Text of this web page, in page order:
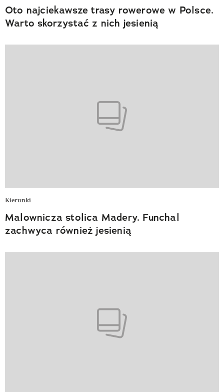
Oto najciekawsze trasy rowerowe w Polsce.
Warto skorzystać z nich jesienią
Kierunki
Malownicza stolica Madery. Funchal
zachwyca również jesienią